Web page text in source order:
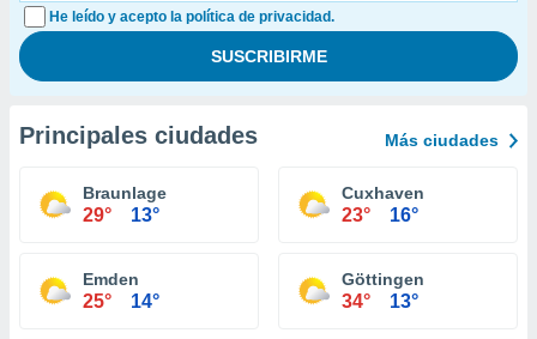
He leído y acepto la política de privacidad.
Principales ciudades Más ciudades
Braunlage
29° 13°
Cuxhaven
23° 16°
Emden
25° 14°
Göttingen
34° 13°